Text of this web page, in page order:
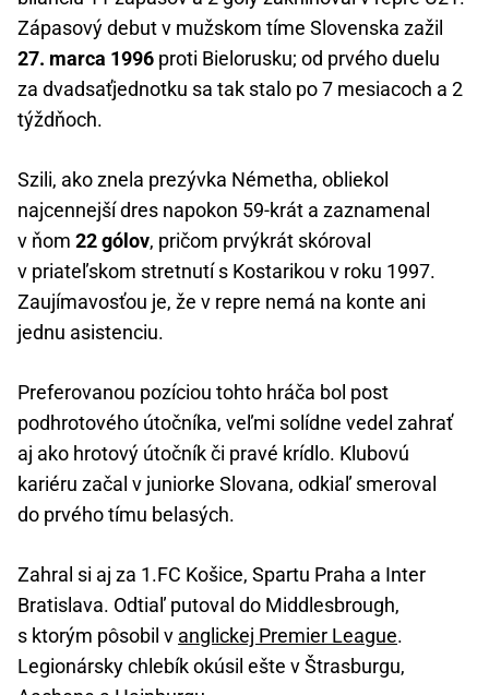
Zápasový debut v mužskom tíme Slovenska zažil
27. marca 1996 proti Bielorusku; od prvého duelu
za dvadsaťjednotku sa tak stalo po 7 mesiacoch a 2
týždňoch.
Szili, ako znela prezývka Németha, obliekol
najcennejší dres napokon 59-krát a zaznamenal
v ňom 22 gólov, pričom prvýkrát skóroval
v priateľskom stretnutí s Kostarikou v roku 1997.
Zaujímavosťou je, že v repre nemá na konte ani
jednu asistenciu.
Preferovanou pozíciou tohto hráča bol post
podhrotového útočníka, veľmi solídne vedel zahrať
aj ako hrotový útočník či pravé krídlo. Klubovú
kariéru začal v juniorke Slovana, odkiaľ smeroval
do prvého tímu belasých.
Zahral si aj za 1.FC Košice, Spartu Praha a Inter
Bratislava. Odtiaľ putoval do Middlesbrough,
s ktorým pôsobil v anglickej Premier League.
Legionársky chlebík okúsil ešte v Štrasburgu,